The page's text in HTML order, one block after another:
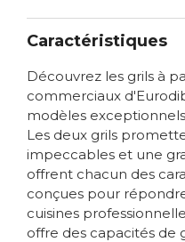
Caractéristiques
Découvrez les grils à
commerciaux
modèles exceptionnels
Les deux grils
impeccables et une
offrent chacun des
conçues pour
cuisines
offre des capacités de